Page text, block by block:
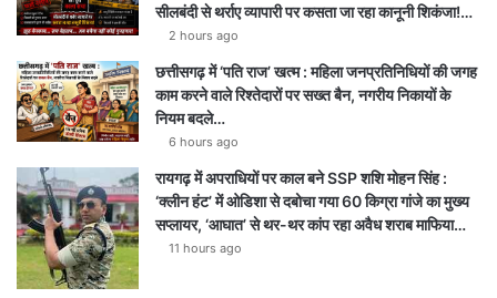
सीलबंदी से थर्राए व्यापारी पर कसता जा रहा कानूनी शिकंजा!…
2 hours ago
छत्तीसगढ़ में ‘पति राज’ खत्म : महिला जनप्रतिनिधियों की जगह
काम करने वाले रिश्तेदारों पर सख्त बैन, नगरीय निकायों के
नियम बदले…
6 hours ago
रायगढ़ में अपराधियों पर काल बने SSP शशि मोहन सिंह :
‘क्लीन हंट’ में ओडिशा से दबोचा गया 60 किग्रा गांजे का मुख्य
सप्लायर, ‘आघात’ से थर-थर कांप रहा अवैध शराब माफिया…
11 hours ago